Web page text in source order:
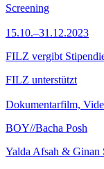
Screening
15.10.–31.12.2023
FILZ vergibt
FILZ unterstützt
Dokumentarfilm,
BOY//Bacha Posh
Yalda Afsah & Ginan